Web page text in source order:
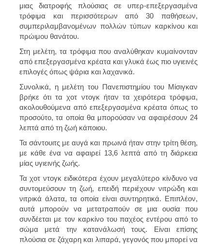
μιας διατροφής πλούσιας σε υπερ-επεξεργασμένα
τρόφιμα και περισσότερων από 30 παθήσεων,
συμπεριλαμβανομένων πολλών τύπων καρκίνου και
πρώιμου θανάτου.
Στη μελέτη, τα τρόφιμα που αναλύθηκαν κυμαίνονταν
από επεξεργασμένα κρέατα και γλυκά έως πιο υγιεινές
επιλογές όπως ψάρια και λαχανικά.
Συνολικά, η μελέτη του Πανεπιστημίου του Μίσιγκαν
βρήκε ότι τα χοτ ντογκ ήταν τα χειρότερα τρόφιμα,
ακολουθούμενα από επεξεργασμένα κρέατα όπως το
προσούτο, τα οποία θα μπορούσαν να αφαιρέσουν 24
λεπτά από τη ζωή κάποιου.
Τα σάντουιτς με αυγά και πρωινά ήταν στην τρίτη θέση,
με κάθε ένα να αφαιρεί 13,6 λεπτά από τη διάρκεια
μίας υγιεινής ζωής.
Τα χοτ ντογκ ειδικότερα έχουν μεγαλύτερο κίνδυνο να
συντομεύσουν τη ζωή, επειδή περιέχουν νιτρώδη και
νιτρικά άλατα, τα οποία είναι συντηρητικά. Επιπλέον,
αυτά μπορούν να μετατραπούν σε μια ουσία που
συνδέεται με τον καρκίνο του παχέος εντέρου από το
σώμα μετά την κατανάλωσή τους. Είναι επίσης
πλούσια σε ζάχαρη και λιπαρά, γεγονός που μπορεί να